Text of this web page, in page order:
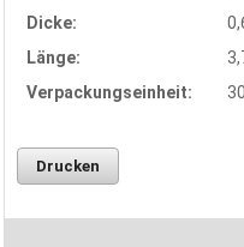
Dicke:
Länge:
Verpackungseinheit:
Drucken